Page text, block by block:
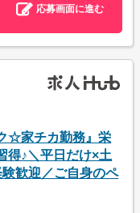
応募画面に進む
☆家チカ勤務』栄
得♪＼平日だけ×土
験歓迎／ご自身のペ